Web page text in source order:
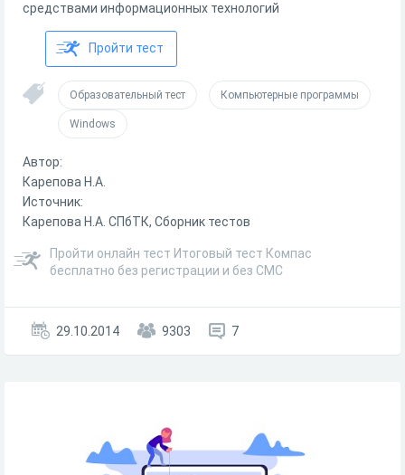
средствами информационных технологий
Пройти тест
Образовательный тест Компьютерные программы
Windows
Автор:
Карепова Н.А.
Источник:
Карепова Н.А. СПбТК, Сборник тестов
Пройти онлайн тест Итоговый тест Компас
бесплатно без регистрации и без СМС
29.10.2014 9303 7